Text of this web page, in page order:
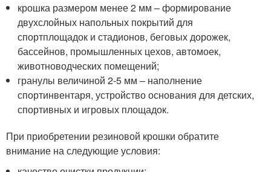
крошка размером менее 2 мм – формирование
двухслойных напольных покрытий для
спортплощадок и стадионов, беговых дорожек,
бассейнов, промышленных цехов, автомоек,
животноводческих помещений;
гранулы величиной 2-5 мм – наполнение
спортинвентаря, устройство основания для детских,
спортивных и игровых площадок.
При приобретении резиновой крошки обратите
внимание на следующие условия: